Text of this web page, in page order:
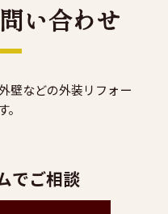
い合わせ
壁などの外装リフォー
でご相談